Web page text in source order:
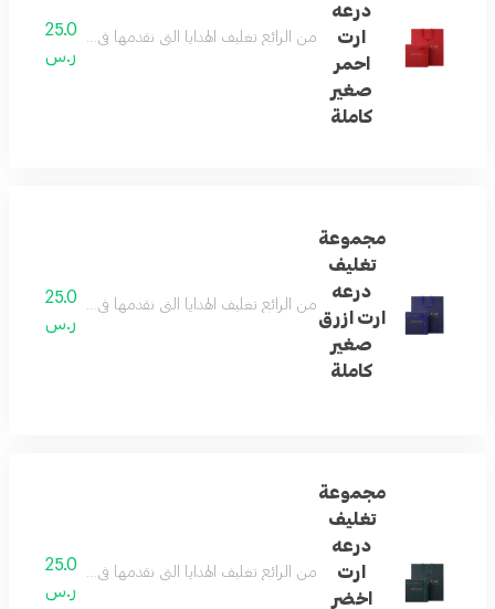
درعه
ارت
احمر
صغير
كاملة
من الرائع تغليف الهدايا التي نقدمها في حياتنا ...
25.0
ر.س
مجموعة
تغليف
درعه
ارت ازرق
صغير
كاملة
من الرائع تغليف الهدايا التي نقدمها في حياتنا ...
25.0
ر.س
مجموعة
تغليف
درعه
ارت
اخضر
من الرائع تغليف الهدايا التي نقدمها في حياتنا ...
25.0
ر.س